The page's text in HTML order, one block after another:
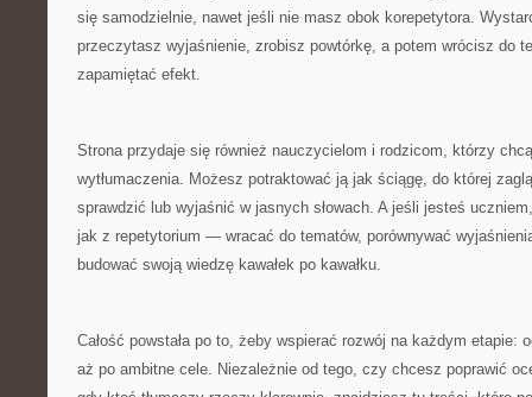
się samodzielnie, nawet jeśli nie masz obok korepetytora.
przeczytasz wyjaśnienie, zrobisz powtórkę, a potem wrócisz do
zapamiętać efekt.
Strona przydaje się również nauczycielom i rodzicom, którzy
wytłumaczenia. Możesz potraktować ją jak ściągę, do której
sprawdzić lub wyjaśnić w jasnych słowach. A jeśli jesteś
jak z repetytorium — wracać do tematów, porównywać
budować swoją wiedzę kawałek po kawałku.
Całość powstała po to, żeby wspierać rozwój na każdym etapie:
aż po ambitne cele. Niezależnie od tego, czy chcesz poprawić